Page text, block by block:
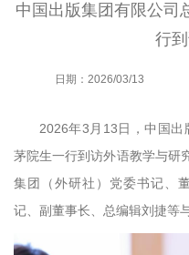
中国出版集团有限公司
行
日期：2026/03/13
2026年3月13日，中国
茅院生一行到访外语教学与研
集团（外研社）党委书记、
记、副董事长、总编辑刘捷等